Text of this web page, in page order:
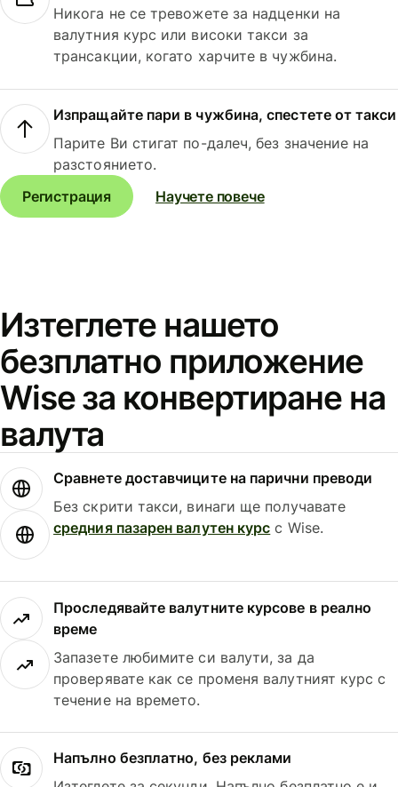
Никога не се тревожете за надценки на
валутния курс или високи такси за
трансакции, когато харчите в чужбина.
Изпращайте пари в чужбина, спестете от такси
Парите Ви стигат по-далеч, без значение на
разстоянието.
Регистрация
Научете повече
Изтеглете нашето
безплатно приложение
Wise за конвертиране на
валута
Сравнете доставчиците на парични преводи
Без скрити такси, винаги ще получавате
средния пазарен валутен курс с Wise.
Проследявайте валутните курсове в реално
време
Запазете любимите си валути, за да
проверявате как се променя валутният курс с
течение на времето.
Напълно безплатно, без реклами